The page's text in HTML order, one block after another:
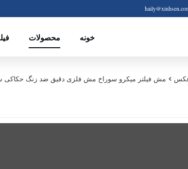
خونه محصولات
مش فیلتر میکرو سوراخ مش فلزی دقیق ضد زنگ حکاکی